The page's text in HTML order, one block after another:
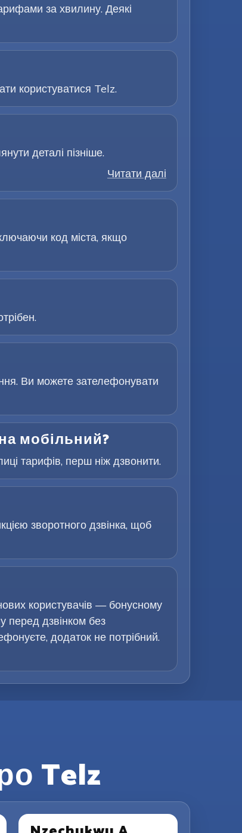
за хвилину. Деякі
користуватися Telz.
деталі пізніше.
Читати далі
код міста, якщо
Ви можете зателефонувати
мобільний?
тарифів, перш ніж дзвонити.
зворотного дзвінка, щоб
користувачів — бонусному
перед дзвінком без
додаток не потрібний.
Telz